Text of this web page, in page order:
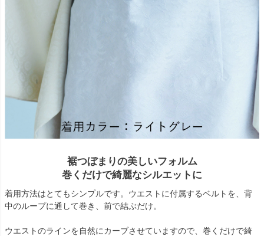
裾つぼまりの美しいフォルム
巻くだけで綺麗なシルエットに
着用方法はとてもシンプルです。ウエストに付属するベルトを、背
中のループに通して巻き、前で結ぶだけ。
ウエストのラインを自然にカーブさせていますので、巻くだけで綺